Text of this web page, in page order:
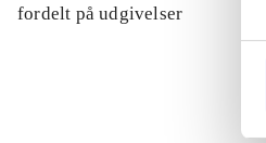
fordelt på udgivelser